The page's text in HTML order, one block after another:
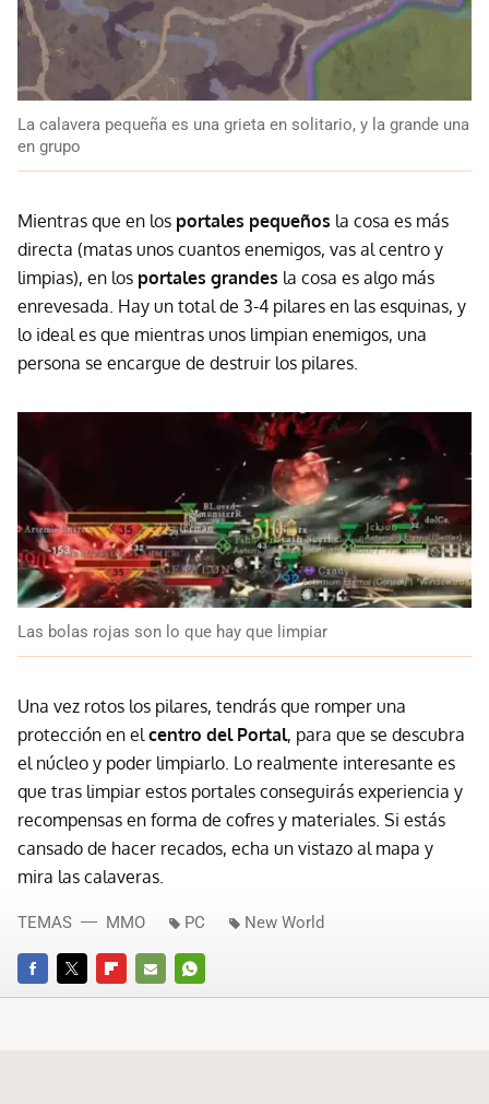
La calavera pequeña es una grieta en solitario, y la grande una
en grupo
Mientras que en los portales pequeños la cosa es más
directa (matas unos cuantos enemigos, vas al centro y
limpias), en los portales grandes la cosa es algo más
enrevesada. Hay un total de 3-4 pilares en las esquinas, y
lo ideal es que mientras unos limpian enemigos, una
persona se encargue de destruir los pilares.
Las bolas rojas son lo que hay que limpiar
Una vez rotos los pilares, tendrás que romper una
protección en elcentro del Portal, para que se descubra
el núcleo y poder limpiarlo. Lo realmente interesante es
que tras limpiar estos portales conseguirás experiencia y
recompensas en forma de cofres y materiales. Si estás
cansado de hacer recados, echa un vistazo al mapa y
mira las calaveras.
FACEBOOKTWITTERFLIPBOARD
E-
WHATSAPP
TEMAS MMO PC New World